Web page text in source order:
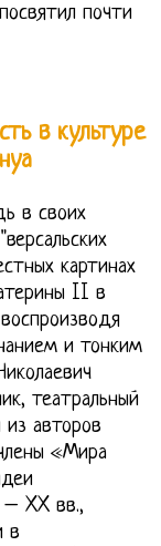
почти
в культуре
в своих
картинах
II в
и тонким
театральный
авторов
«Мира
– XX вв.,
в